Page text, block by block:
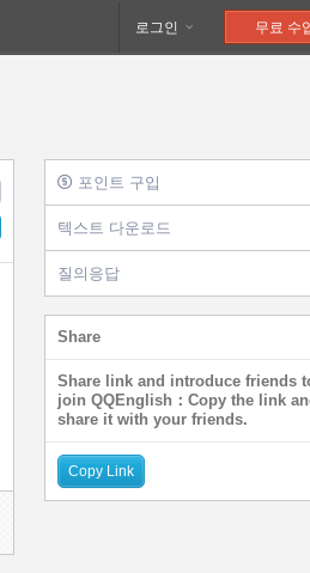
로그인 무료 수
포인트 구입
텍스트 다운로드
질의응답
Share
Share link and introduce friends
join QQEnglish：Copy the link
share it with your friends.
Copy Link